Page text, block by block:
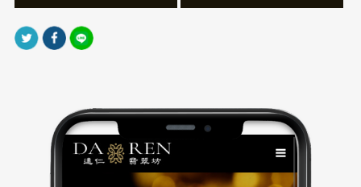
｜網站製作，技術細節